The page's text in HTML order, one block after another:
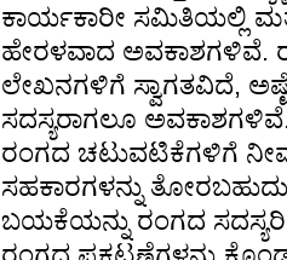
ಕಾರ್ಯಕಾರೀ ಸಮಿತಿಯಲ್ಲಿ
ಹೇರಳವಾದ ಅವಕಾಶಗಳಿವೆ.
ಲೇಖನಗಳಿಗೆ ಸ್ವಾಗತವಿದೆ,
ಸದಸ್ಯರಾಗಲೂ
ರಂಗದ ಚಟುವಟಿಕೆಗಳಿಗೆ
ಸಹಕಾರಗಳನ್ನು
ಬಯಕೆಯನ್ನು ರಂಗದ